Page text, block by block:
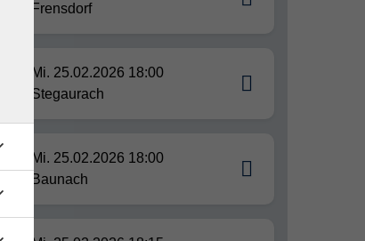
Frensdorf
Mi. 25.02.2026 18:00
Stegaurach
Mi. 25.02.2026 18:00
Baunach